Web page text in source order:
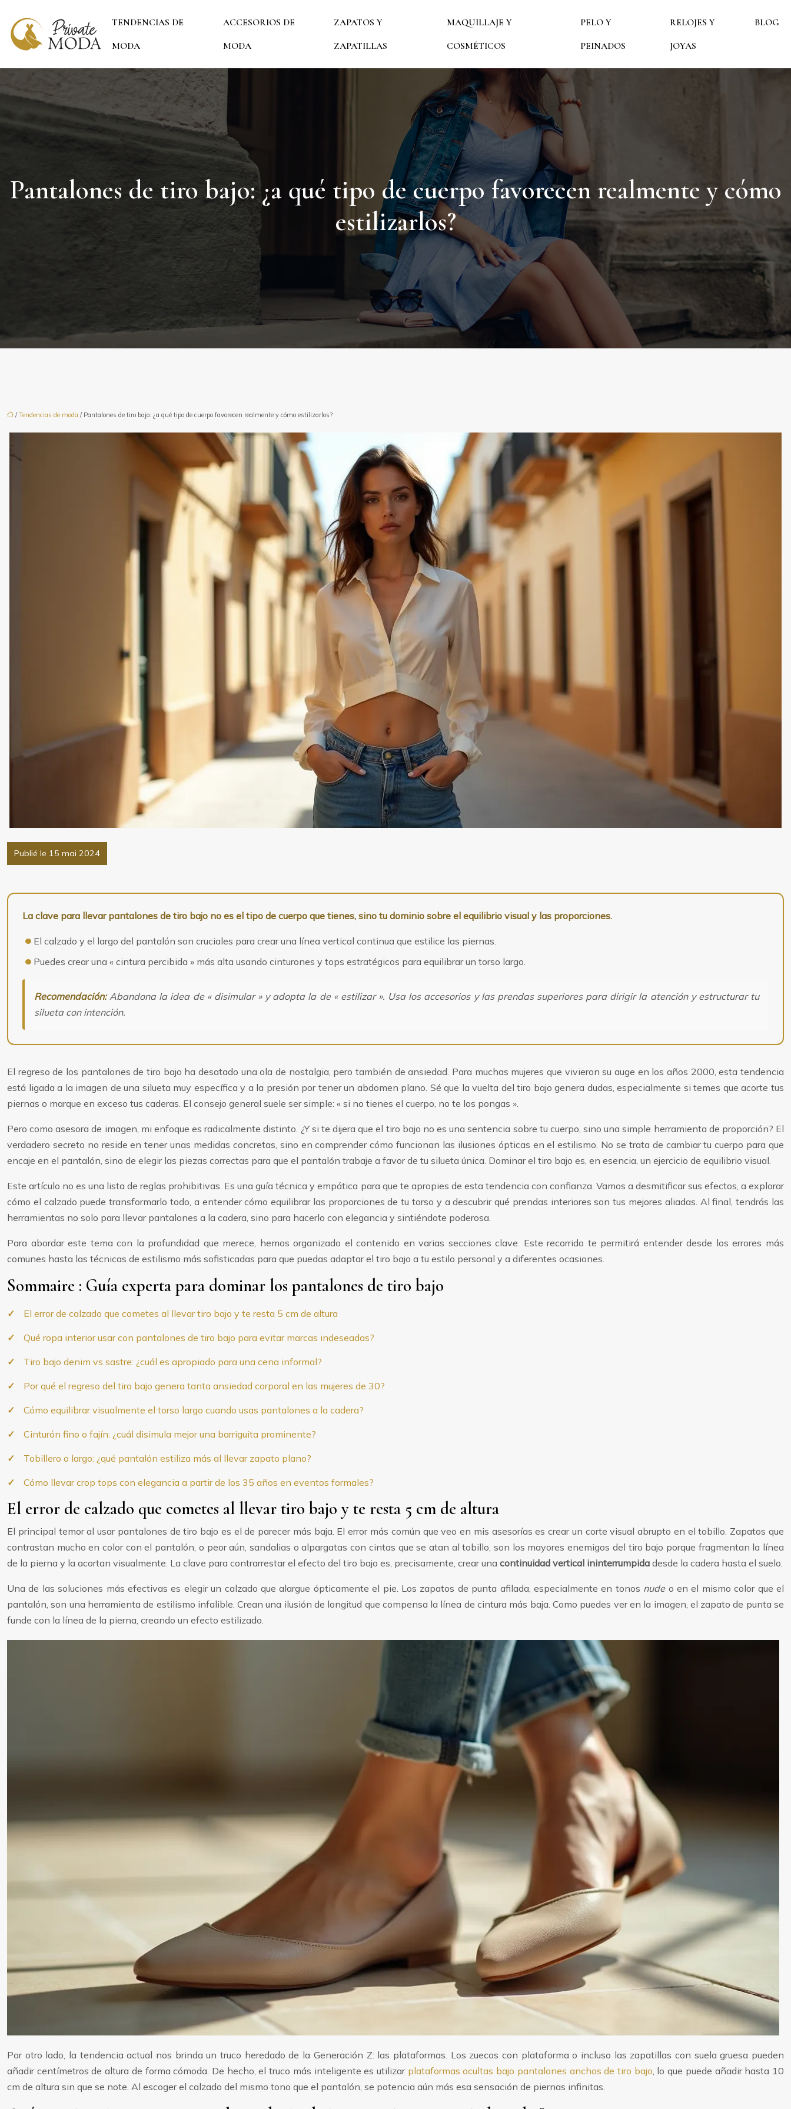
TENDENCIAS DE
MODA
ACCESORIOS DE
MODA
ZAPATOS Y
ZAPATILLAS
MAQUILLAJE Y
COSMÉTICOS
PELO Y
PEINADOS
RELOJES Y
JOYAS
BLOG
Pantalones de tiro bajo: ¿a qué tipo de cuerpo favorecen realmente y cómo
estilizarlos?
/Tendencias de moda / Pantalones de tiro bajo: ¿a qué tipo de cuerpo favorecen realmente y cómo estilizarlos?
Publié le 15 mai 2024
La clave para llevar pantalones de tiro bajo no es el tipo de cuerpo que tienes, sino tu dominio sobre el equilibrio visual y las proporciones.
El calzado y el largo del pantalón son cruciales para crear una línea vertical continua que estilice las piernas.
Puedes crear una « cintura percibida » más alta usando cinturones y tops estratégicos para equilibrar un torso largo.
Recomendación:Abandona la idea de « disimular » y adopta la de « estilizar ». Usa los accesorios y las prendas superiores para dirigir la atención y estructurar tu
silueta con intención.
El regreso de los pantalones de tiro bajo ha desatado una ola de nostalgia, pero también de ansiedad. Para muchas mujeres que vivieron su auge en los años 2000, esta tendencia
está ligada a la imagen de una silueta muy específica y a la presión por tener un abdomen plano. Sé que la vuelta del tiro bajo genera dudas, especialmente si temes que acorte tus
piernas o marque en exceso tus caderas. El consejo general suele ser simple: « si no tienes el cuerpo, no te los pongas ».
Pero como asesora de imagen, mi enfoque es radicalmente distinto. ¿Y si te dijera que el tiro bajo no es una sentencia sobre tu cuerpo, sino una simple herramienta de proporción? El
verdadero secreto no reside en tener unas medidas concretas, sino en comprender cómo funcionan las ilusiones ópticas en el estilismo. No se trata de cambiar tu cuerpo para que
encaje en el pantalón, sino de elegir las piezas correctas para que el pantalón trabaje a favor de tu silueta única. Dominar el tiro bajo es, en esencia, un ejercicio de equilibrio visual.
Este artículo no es una lista de reglas prohibitivas. Es una guía técnica y empática para que te apropies de esta tendencia con confianza. Vamos a desmitificar sus efectos, a explorar
cómo el calzado puede transformarlo todo, a entender cómo equilibrar las proporciones de tu torso y a descubrir qué prendas interiores son tus mejores aliadas. Al final, tendrás las
herramientas no solo para llevar pantalones a la cadera, sino para hacerlo con elegancia y sintiéndote poderosa.
Para abordar este tema con la profundidad que merece, hemos organizado el contenido en varias secciones clave. Este recorrido te permitirá entender desde los errores más
comunes hasta las técnicas de estilismo más sofisticadas para que puedas adaptar el tiro bajo a tu estilo personal y a diferentes ocasiones.
Sommaire : Guía experta para dominar los pantalones de tiro bajo
El error de calzado que cometes al llevar tiro bajo y te resta 5 cm de altura
Qué ropa interior usar con pantalones de tiro bajo para evitar marcas indeseadas?
Tiro bajo denim vs sastre: ¿cuál es apropiado para una cena informal?
Por qué el regreso del tiro bajo genera tanta ansiedad corporal en las mujeres de 30?
Cómo equilibrar visualmente el torso largo cuando usas pantalones a la cadera?
Cinturón fino o fajín: ¿cuál disimula mejor una barriguita prominente?
Tobillero o largo: ¿qué pantalón estiliza más al llevar zapato plano?
Cómo llevar crop tops con elegancia a partir de los 35 años en eventos formales?
El error de calzado que cometes al llevar tiro bajo y te resta 5 cm de altura
El principal temor al usar pantalones de tiro bajo es el de parecer más baja. El error más común que veo en mis asesorías es crear un corte visual abrupto en el tobillo. Zapatos que
contrastan mucho en color con el pantalón, o peor aún, sandalias o alpargatas con cintas que se atan al tobillo, son los mayores enemigos del tiro bajo porque fragmentan la línea
de la pierna y la acortan visualmente. La clave para contrarrestar el efecto del tiro bajo es, precisamente, crear una continuidad vertical ininterrumpida desde la cadera hasta el suelo.
Una de las soluciones más efectivas es elegir un calzado que alargue ópticamente el pie. Los zapatos de punta afilada, especialmente en tonos nudeo en el mismo color que el
pantalón, son una herramienta de estilismo infalible. Crean una ilusión de longitud que compensa la línea de cintura más baja. Como puedes ver en la imagen, el zapato de punta se
funde con la línea de la pierna, creando un efecto estilizado.
Por otro lado, la tendencia actual nos brinda un truco heredado de la Generación Z: las plataformas. Los zuecos con plataforma o incluso las zapatillas con suela gruesa pueden
añadir centímetros de altura de forma cómoda. De hecho, el truco más inteligente es utilizar plataformas ocultas bajo pantalones anchos de tiro bajo, lo que puede añadir hasta 10
cm de altura sin que se note. Al escoger el calzado del mismo tono que el pantalón, se potencia aún más esa sensación de piernas infinitas.